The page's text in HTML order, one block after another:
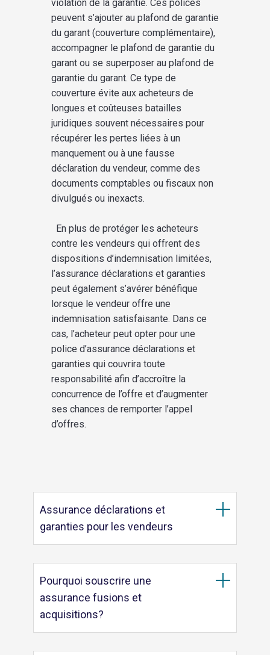
violation de la garantie. Ces polices
peuvent s’ajouter au plafond de garantie
du garant (couverture complémentaire),
accompagner le plafond de garantie du
garant ou se superposer au plafond de
garantie du garant. Ce type de
couverture évite aux acheteurs de
longues et coûteuses batailles
juridiques souvent nécessaires pour
récupérer les pertes liées à un
manquement ou à une fausse
déclaration du vendeur, comme des
documents comptables ou fiscaux non
divulgués ou inexacts.
En plus de protéger les acheteurs
contre les vendeurs qui offrent des
dispositions d’indemnisation limitées,
l’assurance déclarations et garanties
peut également s’avérer bénéfique
lorsque le vendeur offre une
indemnisation satisfaisante. Dans ce
cas, l’acheteur peut opter pour une
police d’assurance déclarations et
garanties qui couvrira toute
responsabilité afin d’accroître la
concurrence de l’offre et d’augmenter
ses chances de remporter l’appel
d’offres.
Assurance déclarations et
garanties pour les vendeurs
Pourquoi souscrire une
assurance fusions et
acquisitions?